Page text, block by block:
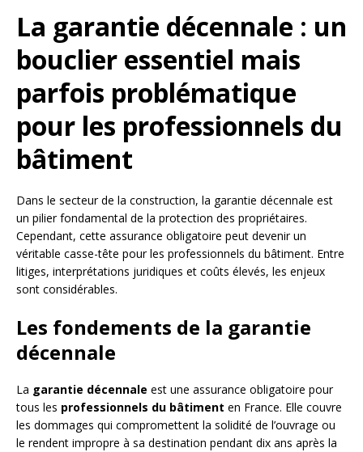
La garantie décennale : un
bouclier essentiel mais
parfois problématique
pour les professionnels du
bâtiment
Dans le secteur de la construction, la garantie décennale est
un pilier fondamental de la protection des propriétaires.
Cependant, cette assurance obligatoire peut devenir un
véritable casse-tête pour les professionnels du bâtiment. Entre
litiges, interprétations juridiques et coûts élevés, les enjeux
sont considérables.
Les fondements de la garantie
décennale
La garantie décennale est une assurance obligatoire pour
tous les professionnels du bâtiment en France. Elle couvre
les dommages qui compromettent la solidité de l’ouvrage ou
le rendent impropre à sa destination pendant dix ans après la